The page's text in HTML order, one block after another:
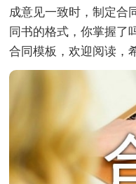
成意见一致时，制定合
同书的格式，你掌握了
合同模板，欢迎阅读，